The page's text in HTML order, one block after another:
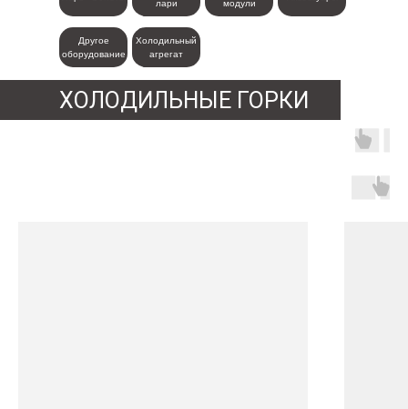
лари
модули
Другое
оборудование
Холодильный
агрегат
ХОЛОДИЛЬНЫЕ ГОРКИ